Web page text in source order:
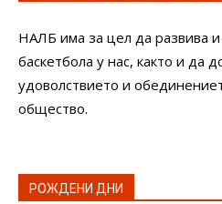
НАЛБ има за цел да развива и
баскетбола у нас, както и да
удоволствието и
общество.
РОЖДЕНИ ДНИ